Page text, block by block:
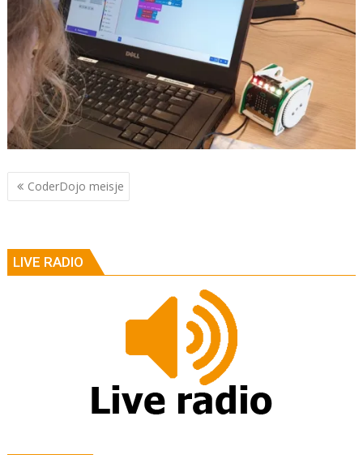
Berichtnavigatie
CoderDojo meisje
LIVE RADIO